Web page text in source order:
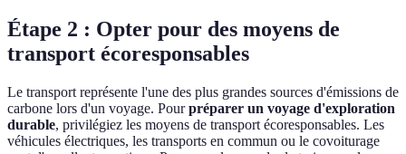
Étape 2 : Opter pour des moyens de
transport écoresponsables
Le transport représente l'une des plus grandes sources d'émissions de
carbone lors d'un voyage. Pourpréparer un voyage d'exploration
durable, privilégiez les moyens de transport écoresponsables. Les
véhicules électriques, les transports en commun ou le covoiturage